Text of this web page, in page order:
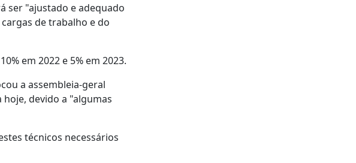
ser "ajustado e adequado
de trabalho e do
em 2022 e 5% em 2023.
a assembleia-geral
devido a "algumas
técnicos necessários